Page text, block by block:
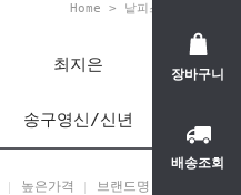
장바구니
배송조회
Home > 낱피스
최지은
송구영신/신년
높은가격 브랜드명